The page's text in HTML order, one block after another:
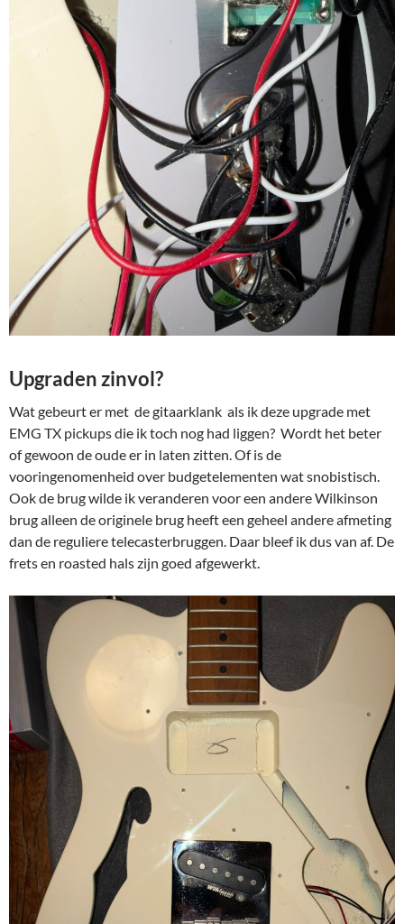
Upgraden zinvol?
Wat gebeurt er met de gitaarklank als ik deze upgrade met
EMG TX pickups die ik toch nog had liggen? Wordt het beter
of gewoon de oude er in laten zitten. Of is de
vooringenomenheid over budgetelementen wat snobistisch.
Ook de brug wilde ik veranderen voor een andere Wilkinson
brug alleen de originele brug heeft een geheel andere afmeting
dan de reguliere telecasterbruggen. Daar bleef ik dus van af. De
frets en roasted hals zijn goed afgewerkt.